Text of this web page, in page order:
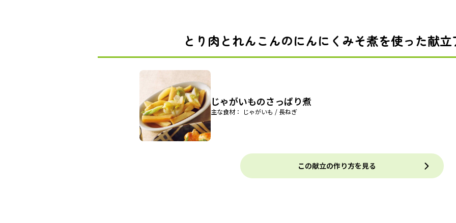
とり肉とれんこんのにんにくみそ煮を使った献
じゃがいものさっぱり煮
主な食材： じゃがいも / 長ねぎ
この献立の作り方を見る